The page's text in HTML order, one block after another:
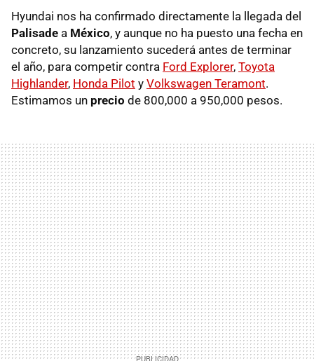
Hyundai nos ha confirmado directamente la llegada del
Palisade a México, y aunque no ha puesto una fecha en
concreto, su lanzamiento sucederá antes de terminar
el año, para competir contra Ford Explorer, Toyota
Highlander, Honda Pilot y Volkswagen Teramont.
Estimamos un precio de 800,000 a 950,000 pesos.